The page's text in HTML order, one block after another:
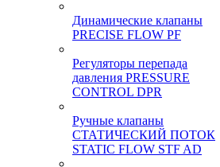
Динамические клапаны
PRECISE FLOW PF
Регуляторы перепада
давления PRESSURE
CONTROL DPR
Ручные клапаны
СТАТИЧЕСКИЙ ПОТОК
STATIC FLOW STF AD